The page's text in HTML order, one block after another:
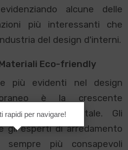
alcune delle
più interessanti che
del design d'interni.
Eco-friendly
più evidenti nel design
è la crescente
ambientale. Gli
gli esperti di arredamento
sempre più consapevoli
rapidi per navigare!